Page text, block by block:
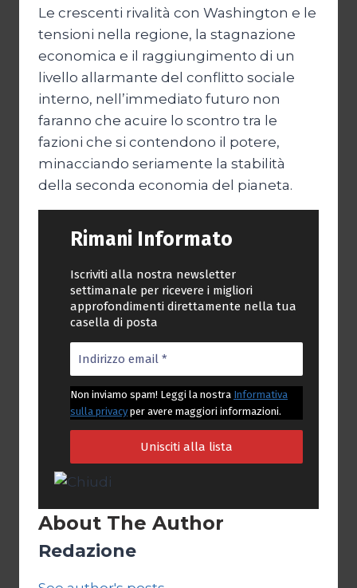
Le crescenti rivalità con Washington e le
tensioni nella regione, la stagnazione
economica e il raggiungimento di un
livello allarmante del conflitto sociale
interno, nell’immediato futuro non
faranno che acuire lo scontro tra le
fazioni che si contendono il potere,
minacciando seriamente la stabilità
della seconda economia del pianeta.
Rimani Informato
Iscriviti alla nostra newsletter
settimanale per ricevere i migliori
approfondimenti direttamente nella tua
casella di posta
Non inviamo spam! Leggi la nostra Informativa
sulla privacy per avere maggiori informazioni.
About The Author
Redazione